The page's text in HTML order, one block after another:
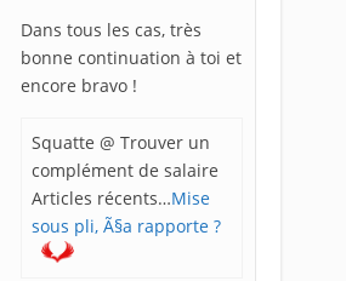
Dans tous les cas, très
bonne continuation à toi et
encore bravo !
Squatte @ Trouver un
complément de salaire
Articles récents…Mise
sous pli, Ã§a rapporte ?